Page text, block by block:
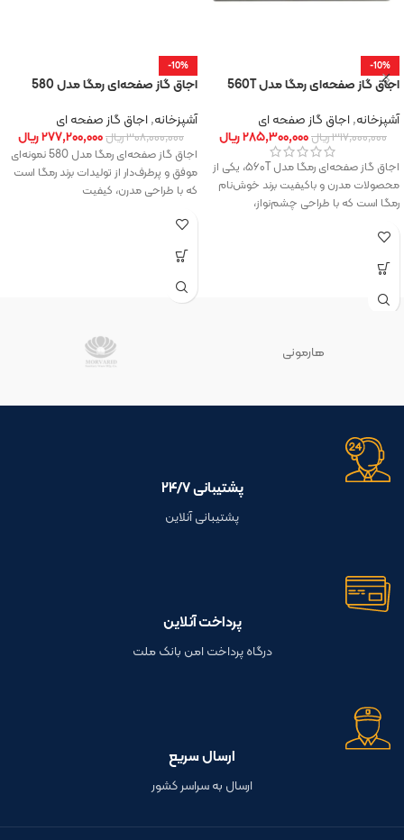
-10%
اجاق‌ گاز صفحه‌ای رمگا مدل 560T
آشپزخانه,اجاق گاز صفحه ای
۳۱۷,۰۰۰,۰۰۰ریال۲۸۵,۳۰۰,۰۰۰ریال
اجاق‌ گاز صفحه‌ای رمگا مدل ۵۶۰T، یکی از
محصولات مدرن و باکیفیت برند خوش‌نام
رمگا است که با طراحی چشم‌نواز،
-10%
اجاق‌ گاز صفحه‌ای رمگا مدل 580
آشپزخانه,اجاق گاز صفحه ای
۳۰۸,۰۰۰,۰۰۰ریال۲۷۷,۲۰۰,۰۰۰ریال
اجاق‌ گاز صفحه‌ای رمگا مدل 580 نمونه‌ای
موفق و پرطرف‌دار از تولیدات برند رمگا است
که با طراحی مدرن، کیفیت
هارمونی
پشتیبانی ۲۴/۷
پشتیبانی آنلاین
پرداخت آنلاین
درگاه پرداخت امن بانک ملت
ارسال سریع
ارسال به سراسر کشور